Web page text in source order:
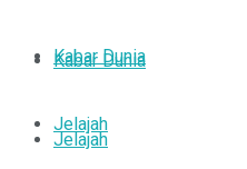
Kabar Dunia
Jelajah
Kabar Dunia
Jelajah